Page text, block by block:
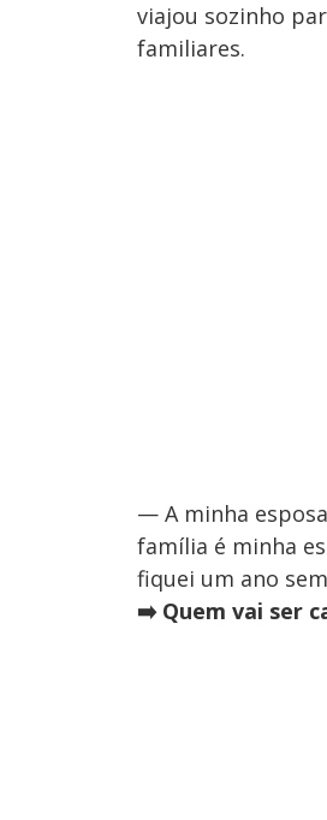
viajou sozinho
familiares.
— A minha
família é minha
fiquei um ano
➡️ Quem vai ser